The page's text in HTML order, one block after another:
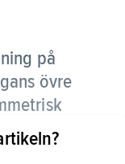
på
övre
och